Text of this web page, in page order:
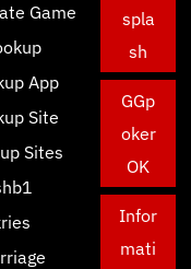
Game
App
Site
Sites
spla
sh
GGp
oker
OK
Infor
mati